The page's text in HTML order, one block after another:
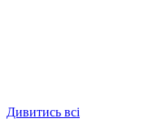
Дивитись всі